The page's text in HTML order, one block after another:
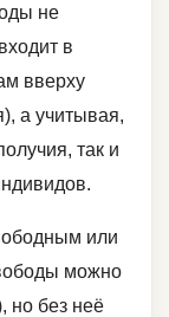
не
в
вверху
а учитывая,
так и
или
можно
но без неё